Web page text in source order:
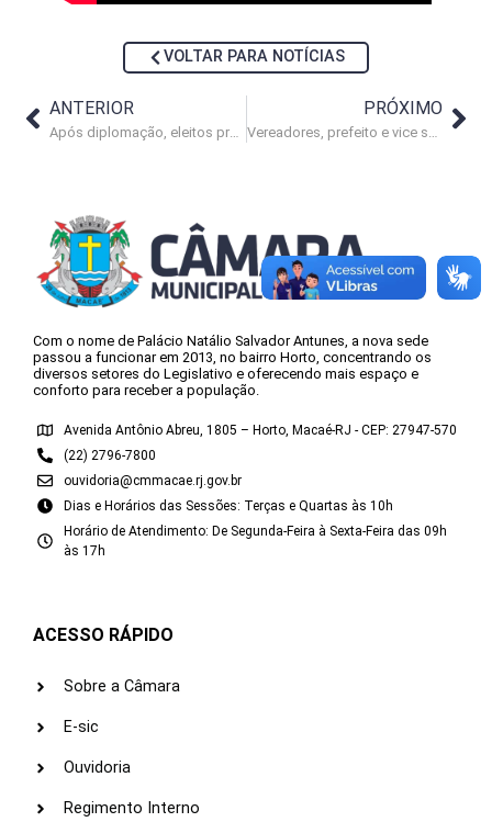
VOLTAR PARA NOTÍCIAS
ANTERIOR PRÓXIMO
Com o nome de Palácio Natálio Salvador Antunes, a nova sede
passou a funcionar em 2013, no bairro Horto, concentrando os
diversos setores do Legislativo e oferecendo mais espaço e
conforto para receber a população.
Avenida Antônio Abreu, 1805 – Horto, Macaé-RJ - CEP: 27947-570
(22) 2796-7800
ouvidoria@cmmacae.rj.gov.br
Dias e Horários das Sessões: Terças e Quartas às 10h
Horário de Atendimento: De Segunda-Feira à Sexta-Feira das 09h
às 17h
ACESSO RÁPIDO
Sobre a Câmara
E-sic
Ouvidoria
Regimento Interno